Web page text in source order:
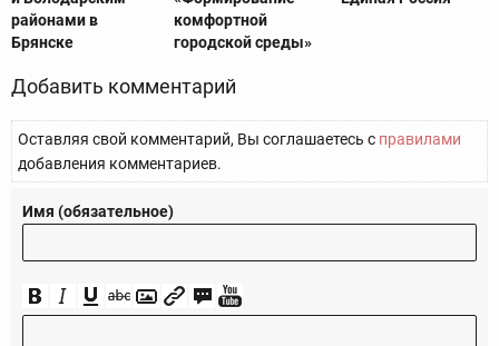
районами в
Брянске
комфортной
городской среды»
Добавить комментарий
Оставляя свой комментарий, Вы соглашаетесь с правилами
добавления комментариев.
Имя (обязательное)